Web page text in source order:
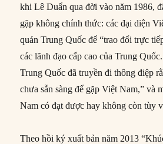
khi Lê Duẩn qua đời vào năm 1986,
gặp không chính thức: các đại diện
quán Trung Quốc để “trao đổi trực
các lãnh đạo cấp cao của Trung
Trung Quốc đã truyền đi thông điệp
chưa sẵn sàng để gặp Việt Nam,” và
Nam có đạt được hay không còn tùy
Theo hồi ký xuất bản năm 2013